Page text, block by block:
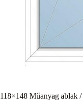
118×148 Műanyag ablak